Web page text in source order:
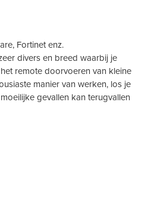
Fortinet enz.
divers en breed waarbij je
remote doorvoeren van kleine
manier van werken, los je
gevallen kan terugvallen